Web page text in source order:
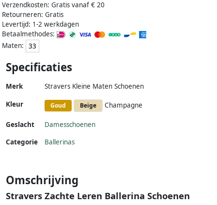
Verzendkosten: Gratis vanaf € 20
Retourneren: Gratis
Levertijd: 1-2 werkdagen
Betaalmethodes:
Maten:
33
Specificaties
Merk Stravers Kleine Maten Schoenen
Kleur Goud Beige Champagne
Geslacht
Damesschoenen
Categorie
Ballerinas
Omschrijving
Stravers Zachte Leren Ballerina Schoenen